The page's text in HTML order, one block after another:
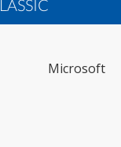
Microsoft